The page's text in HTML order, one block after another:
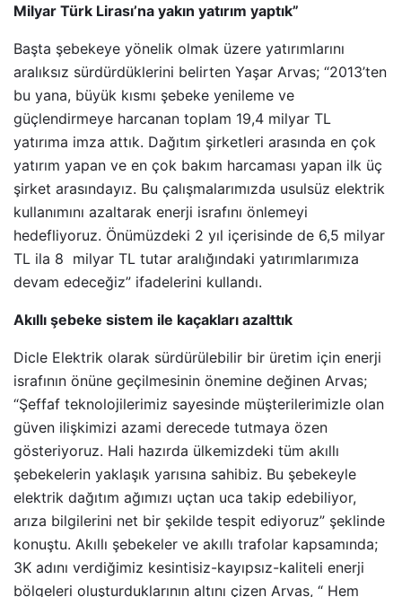
Milyar Türk Lirası’na yakın yatırım yaptık”
Başta şebekeye yönelik olmak üzere yatırımlarını
aralıksız sürdürdüklerini belirten Yaşar Arvas; “2013’ten
bu yana, büyük kısmı şebeke yenileme ve
güçlendirmeye harcanan toplam 19,4 milyar TL
yatırıma imza attık. Dağıtım şirketleri arasında en çok
yatırım yapan ve en çok bakım harcaması yapan ilk üç
şirket arasındayız. Bu çalışmalarımızda usulsüz elektrik
kullanımını azaltarak enerji israfını önlemeyi
hedefliyoruz. Önümüzdeki 2 yıl içerisinde de 6,5 milyar
TL ila 8 milyar TL tutar aralığındaki yatırımlarımıza
devam edeceğiz” ifadelerini kullandı.
Akıllı şebeke sistem ile kaçakları azalttık
Dicle Elektrik olarak sürdürülebilir bir üretim için enerji
israfının önüne geçilmesinin önemine değinen Arvas;
“Şeffaf teknolojilerimiz sayesinde müşterilerimizle olan
güven ilişkimizi azami derecede tutmaya özen
gösteriyoruz. Hali hazırda ülkemizdeki tüm akıllı
şebekelerin yaklaşık yarısına sahibiz. Bu şebekeyle
elektrik dağıtım ağımızı uçtan uca takip edebiliyor,
arıza bilgilerini net bir şekilde tespit ediyoruz” şeklinde
konuştu. Akıllı şebekeler ve akıllı trafolar kapsamında;
3K adını verdiğimiz kesintisiz-kayıpsız-kaliteli enerji
bölgeleri oluşturduklarının altını çizen Arvas, “ Hem